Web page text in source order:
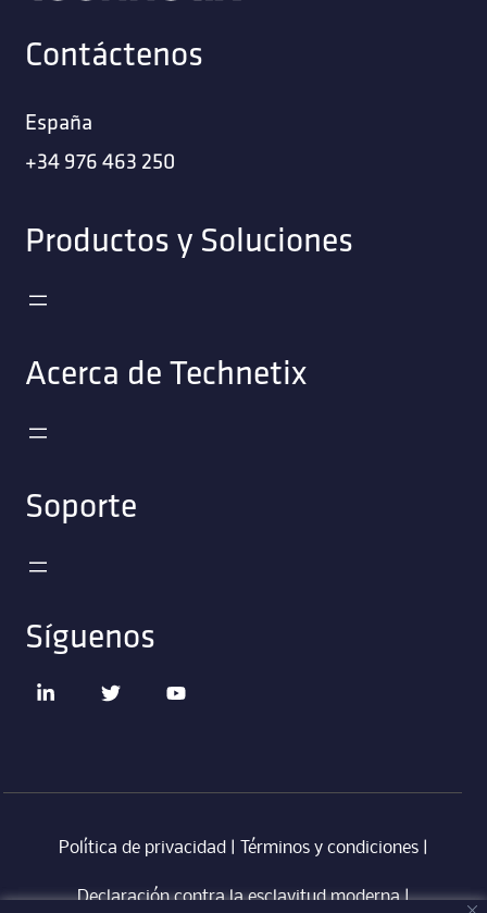
Contáctenos
España
+34 976 463 250
Productos y Soluciones
Acerca de Technetix
Soporte
Síguenos
Política de privacidad Términos y condiciones
Declaración contra la esclavitud moderna‎ |